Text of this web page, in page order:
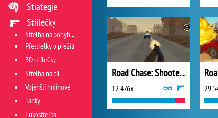
Road Chase: Shooter Realistic Guns
12 476x 29
Strategie
Střílečky
Střelba na pohyblivý cíl
Přestřelky o přežití
3D střílečky
Střelba na cíl
Vojenští hrdinové
Tanky
Lukostřelba